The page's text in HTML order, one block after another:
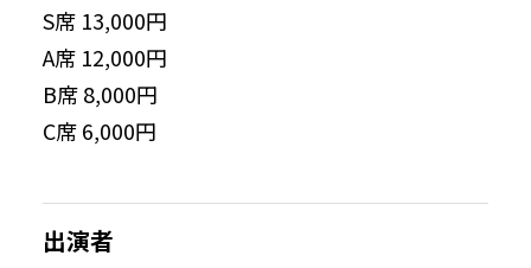
S席 13,000円
A席 12,000円
B席 8,000円
C席 6,000円
出演者